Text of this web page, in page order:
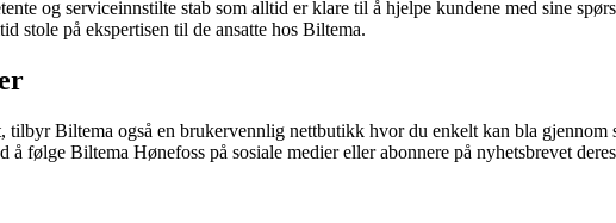
og serviceinnstilte stab som alltid er klare til å hjelpe kundene med sine
stole på ekspertisen til de ansatte hos Biltema.
tilbyr Biltema også en brukervennlig nettbutikk hvor du enkelt kan bla
å følge Biltema Hønefoss på sosiale medier eller abonnere på nyhetsbrevet